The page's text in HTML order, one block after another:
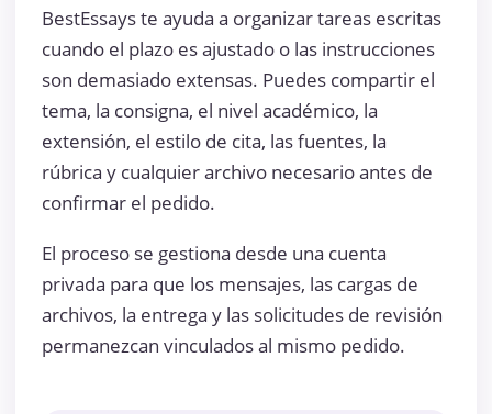
BestEssays te ayuda a organizar tareas escritas
cuando el plazo es ajustado o las instrucciones
son demasiado extensas. Puedes compartir el
tema, la consigna, el nivel académico, la
extensión, el estilo de cita, las fuentes, la
rúbrica y cualquier archivo necesario antes de
confirmar el pedido.
El proceso se gestiona desde una cuenta
privada para que los mensajes, las cargas de
archivos, la entrega y las solicitudes de revisión
permanezcan vinculados al mismo pedido.